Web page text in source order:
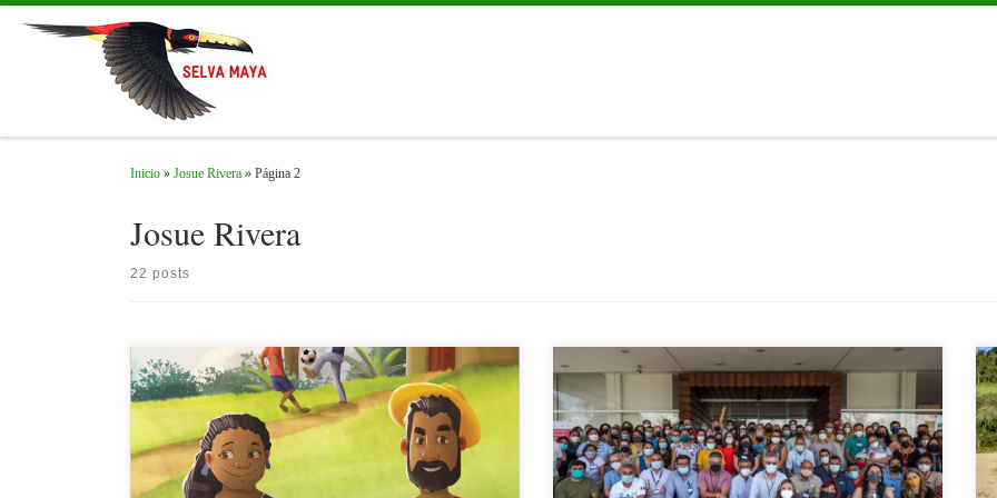
Skip to content
Inicio » Josue Rivera » Página 2
Josue Rivera
22 posts
¿Conoces que es la zoonosis? ¿Sabías que la transmisión de
enfermedades de animales domésticos, silvestres y ganado hacia
humanos es muy común? Aprende más de este tema de la mano de
Conocer de manera más profunda la relación que existe entre las
enfermedades de los animales silvestres, la salud de las comunidades
que viven alrededor o en las áreas protegidas de la Selva Maya y la
propia salud del bosque tropical más importante de Mesoamérica es